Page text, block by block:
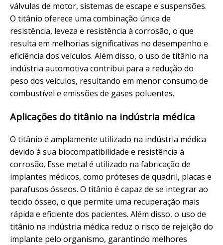
válvulas de motor, sistemas de escape e suspensões.
O titânio oferece uma combinação única de
resistência, leveza e resistência à corrosão, o que
resulta em melhorias significativas no desempenho e
eficiência dos veículos. Além disso, o uso de titânio na
indústria automotiva contribui para a redução do
peso dos veículos, resultando em menor consumo de
combustível e emissões de gases poluentes.
Aplicações do titânio na indústria médica
O titânio é amplamente utilizado na indústria médica
devido à sua biocompatibilidade e resistência à
corrosão. Esse metal é utilizado na fabricação de
implantes médicos, como próteses de quadril, placas e
parafusos ósseos. O titânio é capaz de se integrar ao
tecido ósseo, o que permite uma recuperação mais
rápida e eficiente dos pacientes. Além disso, o uso de
titânio na indústria médica reduz o risco de rejeição do
implante pelo organismo, garantindo melhores